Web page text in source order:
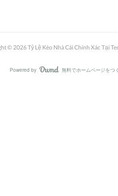
© 2026Tỷ Lệ Kèo Nhà Cái Chính Xác Tại
Powered by AmebaOwnd
無料でホームページをつ